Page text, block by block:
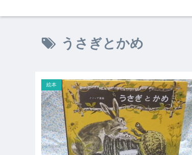
うさぎとかめ
絵本